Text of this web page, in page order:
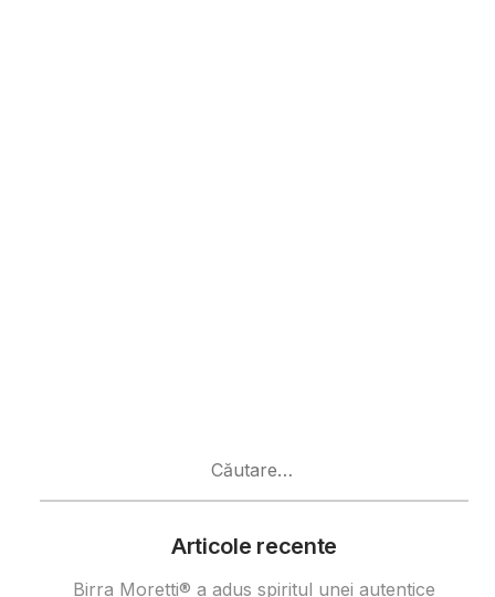
Articole recente
Birra Moretti® a adus spiritul unei autentice